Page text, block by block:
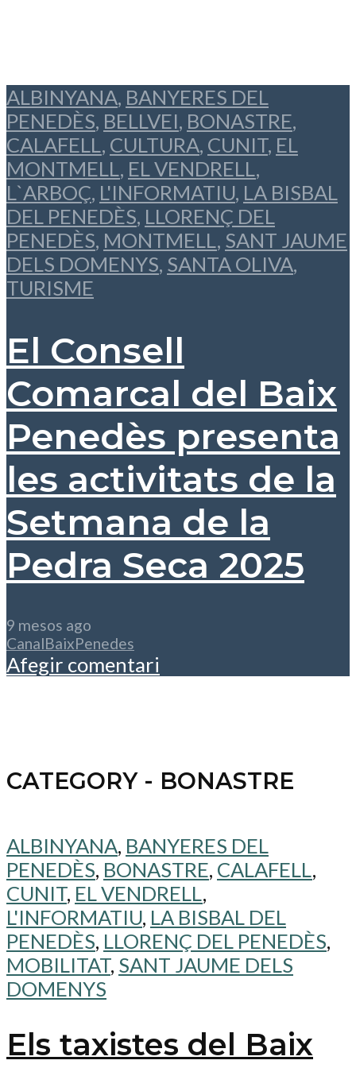
ALBINYANA, BANYERES DEL
PENEDÈS, BELLVEI, BONASTRE,
CALAFELL , CULTURA, CUNIT, EL
MONTMELL , EL VENDRELL ,
L`ARBOÇ, L'INFORMATIU, LA BISBAL
DEL PENEDÈS, LLORENÇ DEL
PENEDÈS, MONTMELL , SANT JAUME
DELS DOMENYS, SANTA OLIVA,
TURISME
El Consell
Comarcal del Baix
Penedès presenta
les activitats de la
Setmana de la
Pedra Seca 2025
9 mesos ago
CanalBaixPenedes
Afegir comentari
CATEGORY - BONASTRE
ALBINYANA, BANYERES DEL
PENEDÈS, BONASTRE, CALAFELL,
CUNIT, EL VENDRELL,
L'INFORMATIU, LA BISBAL DEL
PENEDÈS, LLORENÇ DEL PENEDÈS,
MOBILITAT, SANT JAUME DELS
DOMENYS
Els taxistes del Baix